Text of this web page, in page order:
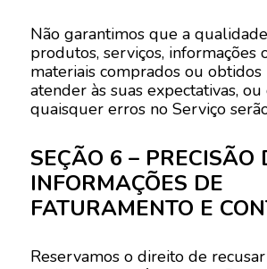
Não garantimos que a
produtos, serviços, informações
materiais comprados ou obtidos
atender às suas expectativas,
quaisquer erros no Serviço
SEÇÃO 6 – PRECISÃO
INFORMAÇÕES DE
FATURAMENTO E
Reservamos o direito de